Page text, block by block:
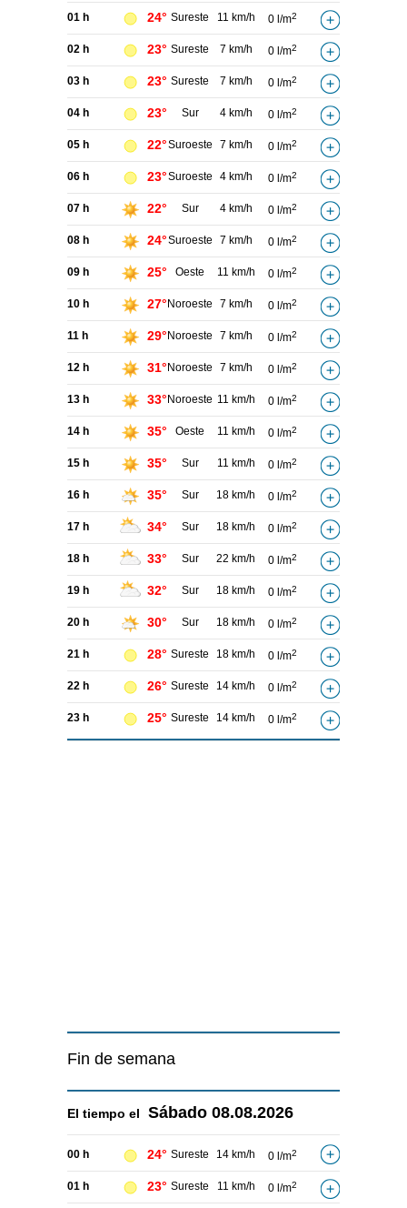
01 h 24° Sureste 11 km/h 0 l/m2
02 h 23° Sureste 7 km/h 0 l/m2
03 h 23° Sureste 7 km/h 0 l/m2
04 h 23° Sur 4 km/h 0 l/m2
05 h 22°Suroeste 7 km/h 0 l/m2
06 h 23°Suroeste 4 km/h 0 l/m2
07 h 22° Sur 4 km/h 0 l/m2
08 h 24°Suroeste 7 km/h 0 l/m2
09 h 25° Oeste 11 km/h 0 l/m2
10 h 27° Noroeste 7 km/h 0 l/m2
11 h 29° Noroeste 7 km/h 0 l/m2
12 h 31° Noroeste 7 km/h 0 l/m2
13 h 33° Noroeste 11 km/h 0 l/m2
14 h 35° Oeste 11 km/h 0 l/m2
15 h 35° Sur 11 km/h 0 l/m2
16 h 35° Sur 18 km/h 0 l/m2
17 h 34° Sur 18 km/h 0 l/m2
18 h 33° Sur 22 km/h 0 l/m2
19 h 32° Sur 18 km/h 0 l/m2
20 h 30° Sur 18 km/h 0 l/m2
21 h 28° Sureste 18 km/h 0 l/m2
22 h 26° Sureste 14 km/h 0 l/m2
23 h 25° Sureste 14 km/h 0 l/m2
Fin de semana
El tiempo el Sábado 08.08.2026
00 h 24° Sureste 14 km/h 0 l/m2
01 h 23° Sureste 11 km/h 0 l/m2